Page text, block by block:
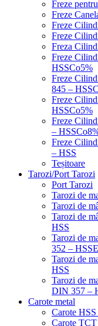
Freze
Freze
Freze
Freze
Freza
Freze
HSSCo5%
Freze
845 –
Freze
HSSCo5%
Freze
–
Freze
– HSS
Teșitoare
Tarozi/Port Tarozi
Port Tarozi
Tarozi de
Tarozi de
Tarozi de
HSS
Tarozi de
352 – HSSE
Tarozi de
HSS
Tarozi de
DIN 357 –
Carote metal
Carote
Carote